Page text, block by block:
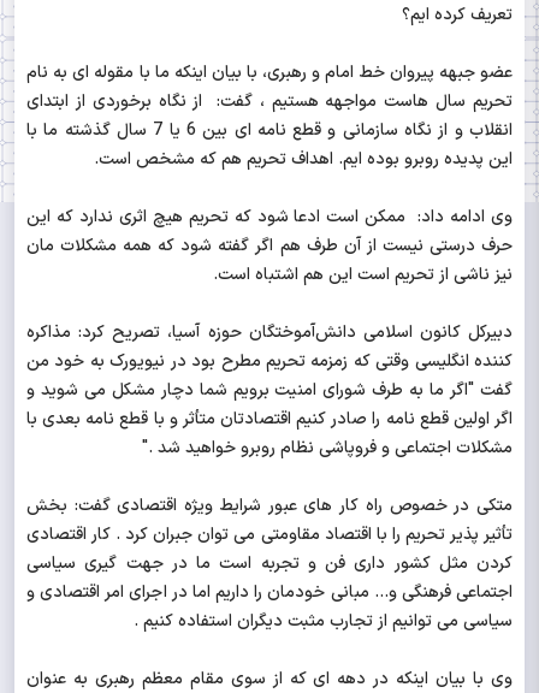
تعریف کرده ایم؟
عضو جبهه پیروان خط امام و رهبری، با بیان اینکه ما با مقوله ای به نام
تحریم سال هاست مواجهه هستیم ، گفت: از نگاه برخوردی از ابتدای
انقلاب و از نگاه سازمانی و قطع نامه ای بین 6 یا 7 سال گذشته ما با
این پدیده روبرو بوده ایم. اهداف تحریم هم که مشخص است.
وی ادامه داد: ممکن است ادعا شود که تحریم هیچ اثری ندارد که این
حرف درستی نیست از آن طرف هم اگر گفته شود که همه مشکلات مان
نیز ناشی از تحریم است این هم اشتباه است.
دبیرکل کانون اسلامی دانش‌آموختگان حوزه آسیا، تصریح کرد: مذاکره
کننده انگلیسی وقتی که زمزمه تحریم مطرح بود در نیویورک به خود من
گفت "اگر ما به طرف شورای امنیت برویم شما دچار مشکل می شوید و
اگر اولین قطع نامه را صادر کنیم اقتصادتان متأثر و با قطع نامه بعدی با
مشکلات اجتماعی و فروپاشی نظام روبرو خواهید شد ."
متکی در خصوص راه کار های عبور شرایط ویژه اقتصادی گفت: بخش
تأثیر پذیر تحریم را با اقتصاد مقاومتی می توان جبران کرد . کار اقتصادی
کردن مثل کشور داری فن و تجربه است ما در جهت گیری سیاسی
اجتماعی فرهنگی و... مبانی خودمان را داریم اما در اجرای امر اقتصادی و
سیاسی می توانیم از تجارب مثبت دیگران استفاده کنیم .
وی با بیان اینکه در دهه ای که از سوی مقام معظم رهبری به عنوان